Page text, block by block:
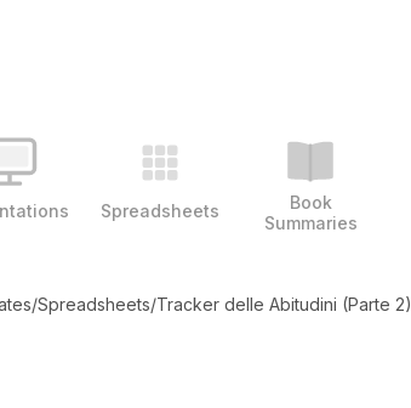
Spreadsheets
Book
Summaries
/Spreadsheets/Tracker delle Abitudini (Parte 2)